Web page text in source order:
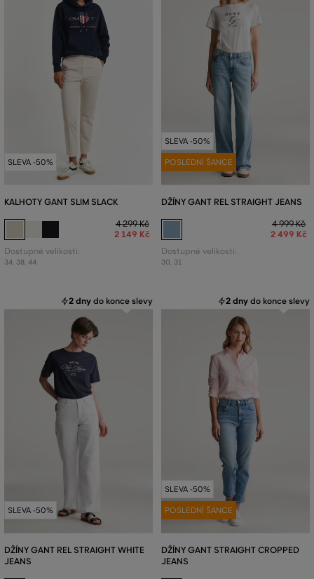
SLEVA -50%
KALHOTY GANT SLIM SLACK
4 299 Kč
2 149 Kč
Dostupné velikosti:
34 38, 44
SLEVA -50%
POSLEDNÍ ŠANCE
DŽÍNY GANT REL STRAIGHT JEANS
4 999 Kč
2 499 Kč
Dostupné velikosti:
30 31
2 dny do konce slevy
SLEVA -50%
DŽÍNY GANT REL STRAIGHT WHITE
JEANS
2 dny do konce slevy
SLEVA -50%
POSLEDNÍ ŠANCE
DŽÍNY GANT STRAIGHT CROPPED
JEANS